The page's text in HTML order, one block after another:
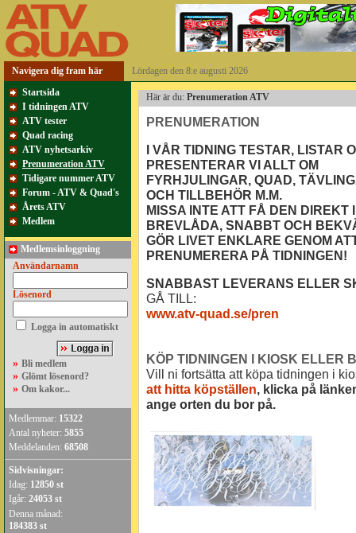
Navigera dig fram här
Lördagen den 8:e augusti 2026
Startsida
I tidningen ATV
ATV tester
Quad racing
ATV nyhetsarkiv
Prenumeration ATV
Tidigare nummer ATV
Forum - ATV & Quad's
Årets ATV
Medlem
Medlemsinloggning
Användarnamn
Lösenord
Logga in automatiskt
» Bli medlem
» Glömt lösenord?
» Om kakor...
Medlemmar: 15322
Antal nyheter: 5855
Meddelanden: 68508
Sidvisningar:
Idag: 12850 st
Igår: 24053 st
Denna månad:
184383 st
Här är du: Prenumeration ATV
PRENUMERATION
I VÅR TIDNING TESTAR, LISTAR
PRESENTERAR VI ALLT OM
FYRHJULINGAR, QUAD,
OCH TILLBEHÖR M.M.
MISSA INTE ATT FÅ DEN DIREKT
BREVLÅDA, SNABBT OCH
GÖR LIVET ENKLARE GENOM
PRENUMERERA PÅ TIDNINGEN!
SNABBAST LEVERANS ELLER
GÅ TILL:
www.atv-quad.se/pren
KÖP TIDNINGEN I KIOSK ELLER
Vill ni fortsätta att köpa tidningen i
att hitta köpställen, klicka på
ange orten du bor på.